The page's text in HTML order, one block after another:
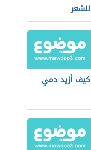
للشعر
كيف أزيد دمي